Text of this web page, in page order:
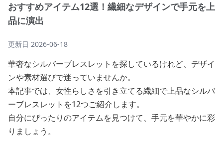
おすすめアイテム12選！繊細なデザインで手元を上
品に演出
更新日 2026-06-18
華奢なシルバーブレスレットを探しているけれど、デザイ
ンや素材選びで迷っていませんか。
本記事では、女性らしさを引き立てる繊細で上品なシルバ
ーブレスレットを12つご紹介します。
自分にぴったりのアイテムを見つけて、手元を華やかに彩
りましょう。